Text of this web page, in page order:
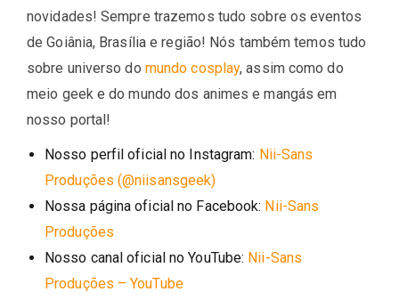
novidades! Sempre trazemos tudo sobre os eventos
de Goiânia, Brasília e região! Nós também temos tudo
sobre universo do mundo cosplay, assim como do
meio geek e do mundo dos animes e mangás em
nosso portal!
Nosso perfil oficial no Instagram: Nii-Sans
Produções (@niisansgeek)
Nossa página oficial no Facebook: Nii-Sans
Produções
Nosso canal oficial no YouTube: Nii-Sans
Produções – YouTube